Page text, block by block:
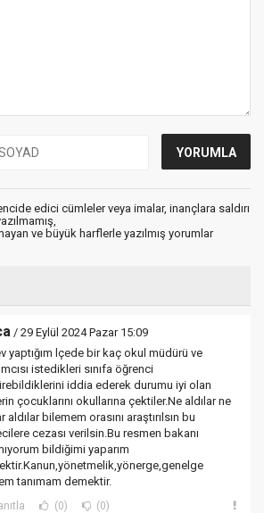
edici cümleler veya imalar, inançlara saldırı
ve büyük harflerle yazılmış yorumlar
/ 29 Eylül 2024 Pazar 15:09
yaptığım lçede bir kaç okul müdürü ve
istedikleri sınıfa öğrenci
iddia ederek durumu iyi olan
çocuklarını okullarına çektiler.Ne aldılar ne
aldılar bilemem orasını araştırılsın bu
cezası verilsin.Bu resmen bakanı
bildiğimi yaparım
tanımam demektir.
(0) (0)